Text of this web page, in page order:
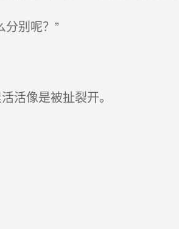
别呢？”
活像是被扯裂开。